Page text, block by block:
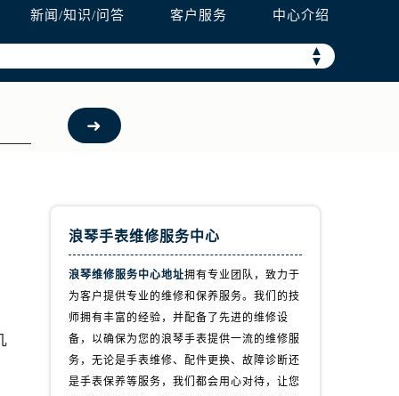
新闻/知识/问答 客户服务 中心介绍
▲
▼
浪琴手表维修服务中心
浪琴维修服务中心地址拥有专业团队，致力于
为客户提供专业的维修和保养服务。我们的技
师拥有丰富的经验，并配备了先进的维修设
备，以确保为您的浪琴手表提供一流的维修服
务，无论是手表维修、配件更换、故障诊断还
是手表保养等服务，我们都会用心对待，让您